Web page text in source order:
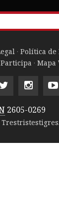
· Política de
Participa · Mapa
2605-0269